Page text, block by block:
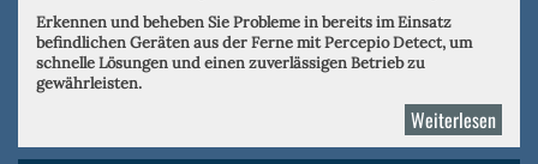
Erkennen und beheben Sie Probleme in bereits im Einsatz
befindlichen Geräten aus der Ferne mit Percepio Detect, um
schnelle Lösungen und einen zuverlässigen Betrieb zu
gewährleisten.
Weiterlesen